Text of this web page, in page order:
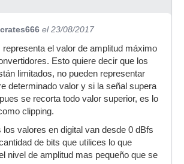
el 23/08/2017
representa el valor de amplitud máximo
Esto quiere decir que los
limitados, no pueden representar
determinado valor y si la señal supera
se recorta todo valor superior, es lo
clipping.
los valores en digital van desde 0 dBfs
de bits que utilices lo que
nivel de amplitud mas pequeño que se